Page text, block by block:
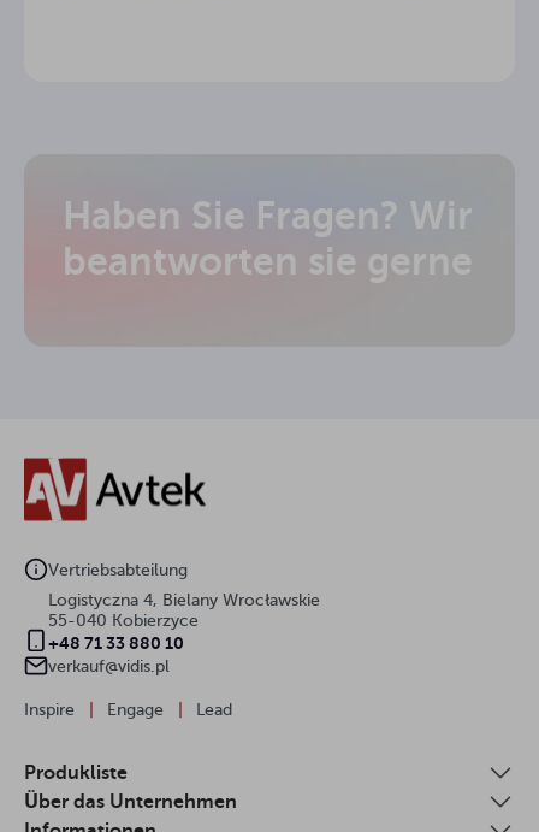
Haben Sie Fragen? Wir
beantworten sie gerne
Vertriebsabteilung
Logistyczna 4, Bielany Wrocławskie
55-040 Kobierzyce
+48 71 33 880 10
verkauf@vidis.pl
Inspire Engage Lead
Produkliste
Über das Unternehmen